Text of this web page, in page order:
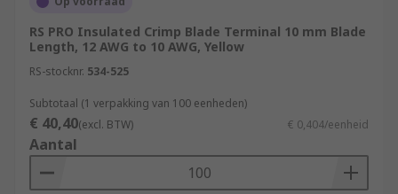
RS PRO Insulated Crimp Blade Terminal 10 mm Blade
Length, 12 AWG to 10 AWG, Yellow
RS-stocknr. 534-525
Subtotaal (1 verpakking van 100 eenheden)
€ 40,40(excl. BTW) € 0,404/eenheid
Aantal